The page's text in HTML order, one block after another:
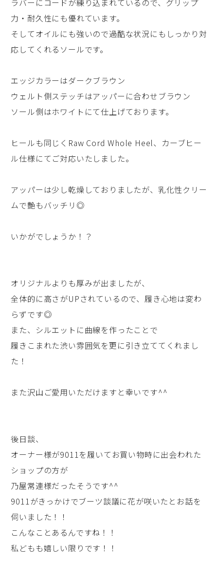
力・耐久性にも優れています。
そしてオイルにも強いので過酷な状況にもしっかり対
応してくれるソールです。
エッジカラーはダークブラウン
ウェルト側ステッチはアッパーに合わせブラウン
ソール側はホワイトにて仕上げております。
ヒールも同じくRaw Cord Whole Heel、カーブヒー
ル仕様にてご対応いたしました。
アッパーは少し乾燥しておりましたが、乳化性クリー
ムで艶もバッチリ◎
いかがでしょうか！？
オリジナルよりも厚みが出ましたが、
全体的に高さがUPされているので、履き心地は変わ
らずです◎
また、シルエットに曲線を作ったことで
履きこまれた渋い雰囲気を更に引き立ててくれまし
た！
また沢山ご愛用いただけますと幸いです^^
後日談、
オーナー様が9011を履いてお買い物時に出会われた
ショップの方が
乃屋常連様だったそうです^^
9011がきっかけでブーツ談議に花が咲いたとお話を
伺いました！！
こんなことあるんですね！！
私どもも嬉しい限りです！！